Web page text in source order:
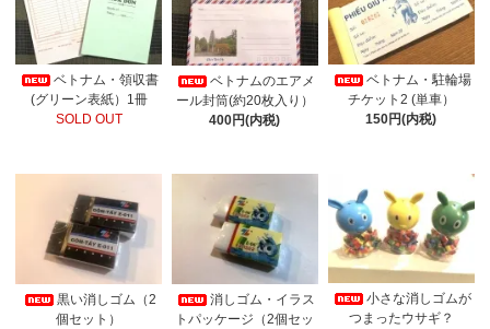
ベトナム・領収書
(グリーン表紙）1冊
SOLD OUT
ベトナムのエアメ
ール封筒(約20枚入り）
400円(内税)
ベトナム・駐輪場
チケット2 (単車）
150円(内税)
黒い消しゴム（2
個セット）
消しゴム・イラス
トパッケージ（2個セッ
小さな消しゴムが
つまったウサギ？